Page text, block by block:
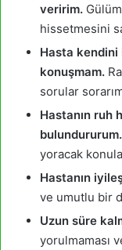
veririm.
hissetmesini
Hasta
konuşmam.
sorular
Hastanın ruh
bulundururum.
yoracak
Hastanın
ve umutlu bir
Uzun süre
yorulmaması